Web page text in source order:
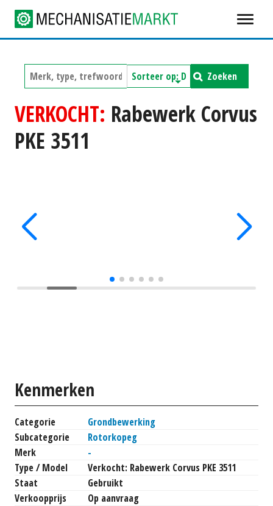
Zoeken
VERKOCHT: Rabewerk Corvus
PKE 3511
Kenmerken
Categorie
Grondbewerking
Subcategorie
Rotorkopeg
Merk
-
Type / Model
Verkocht: Rabewerk Corvus PKE 3511
Staat
Gebruikt
Verkoopprijs
Op aanvraag